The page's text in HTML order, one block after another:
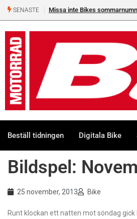
SENASTE Missa inte Bikes
Beställ tidningen Digitala Bike
Bildspel:
25 november, 2013 Bike
Runt klockan ett natten mot söndag